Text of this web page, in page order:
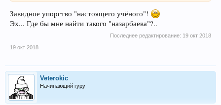
Завидное упорство "настоящего учёного"!
Эх... Где бы мне найти такого "назарбаева"?..
Последнее редактирование: 19 окт 2018
19 окт 2018
Veterokic
Начинающий гуру